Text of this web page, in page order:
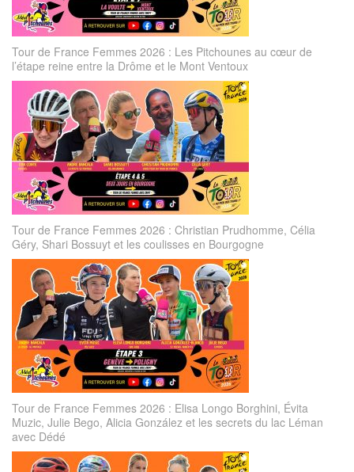
Tour de France Femmes 2026 : Les Pitchounes au cœur de
l’étape reine entre la Drôme et le Mont Ventoux
Tour de France Femmes 2026 : Christian Prudhomme, Célia
Géry, Shari Bossuyt et les coulisses en Bourgogne
Tour de France Femmes 2026 : Elisa Longo Borghini, Évita
Muzic, Julie Bego, Alicia González et les secrets du lac Léman
avec Dédé